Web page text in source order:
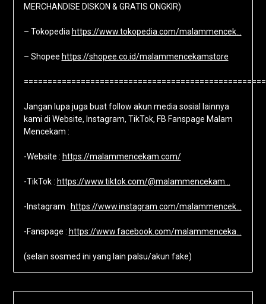
MERCHANDISE DISKON & GRATIS ONGKIR)
– Tokopedia https://www.tokopedia.com/malammencek…
– Shopee https://shopee.co.id/malammencekamstore
Jangan lupa juga buat follow akun media sosial lainnya
kami di Website, Instagram, TikTok, FB Fanspage Malam
Mencekam :
-Website : https://malammencekam.com/
-TikTok : https://www.tiktok.com/@malammencekam…
-Instagram : https://www.instagram.com/malammencek…
-Fanspage : https://www.facebook.com/malammenceka…
(selain sosmed ini yang lain palsu/akun fake)